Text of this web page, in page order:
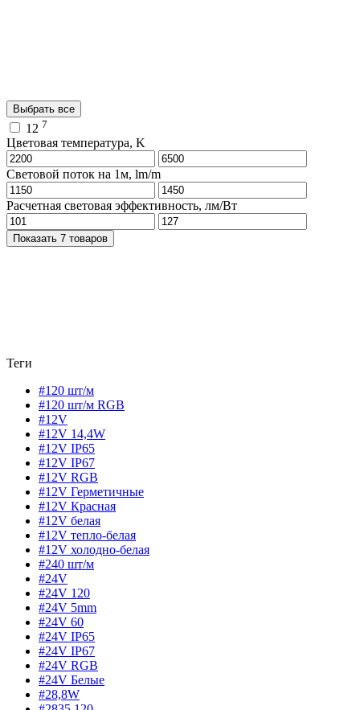
Выбрать все
12 7
Цветовая температура, K
Световой поток на 1м, lm/m
Расчетная световая эффективность, лм/Вт
Показать 7 товаров
Теги
#120 шт/м
#120 шт/м RGB
#12V
#12V 14,4W
#12V IP65
#12V IP67
#12V RGB
#12V Герметичные
#12V Красная
#12V белая
#12V тепло-белая
#12V холодно-белая
#240 шт/м
#24V
#24V 120
#24V 5mm
#24V 60
#24V IP65
#24V IP67
#24V RGB
#24V Белые
#28,8W